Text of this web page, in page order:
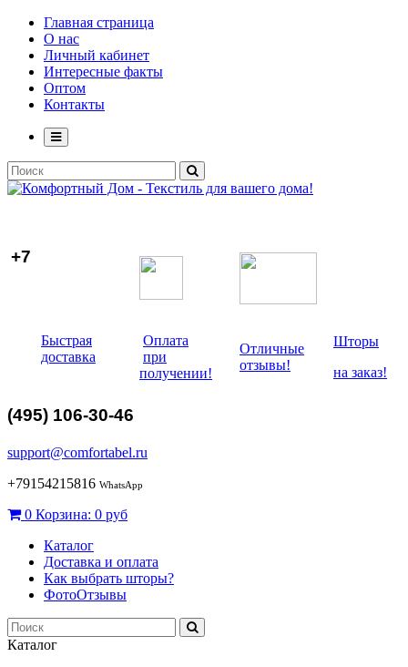
Главная страница
О нас
Личный кабинет
Интересные факты
Оптом
Контакты
Быстрая
доставка
Оплата
при
получении!
Отличные
отзывы!
Шторы
на заказ!
+7
(495) 106-30-46
support@comfortabel.ru
+79154215816 WhatsApp
0 Корзина: 0 руб
Каталог
Доставка и оплата
Как выбрать шторы?
ФотоОтзывы
Каталог